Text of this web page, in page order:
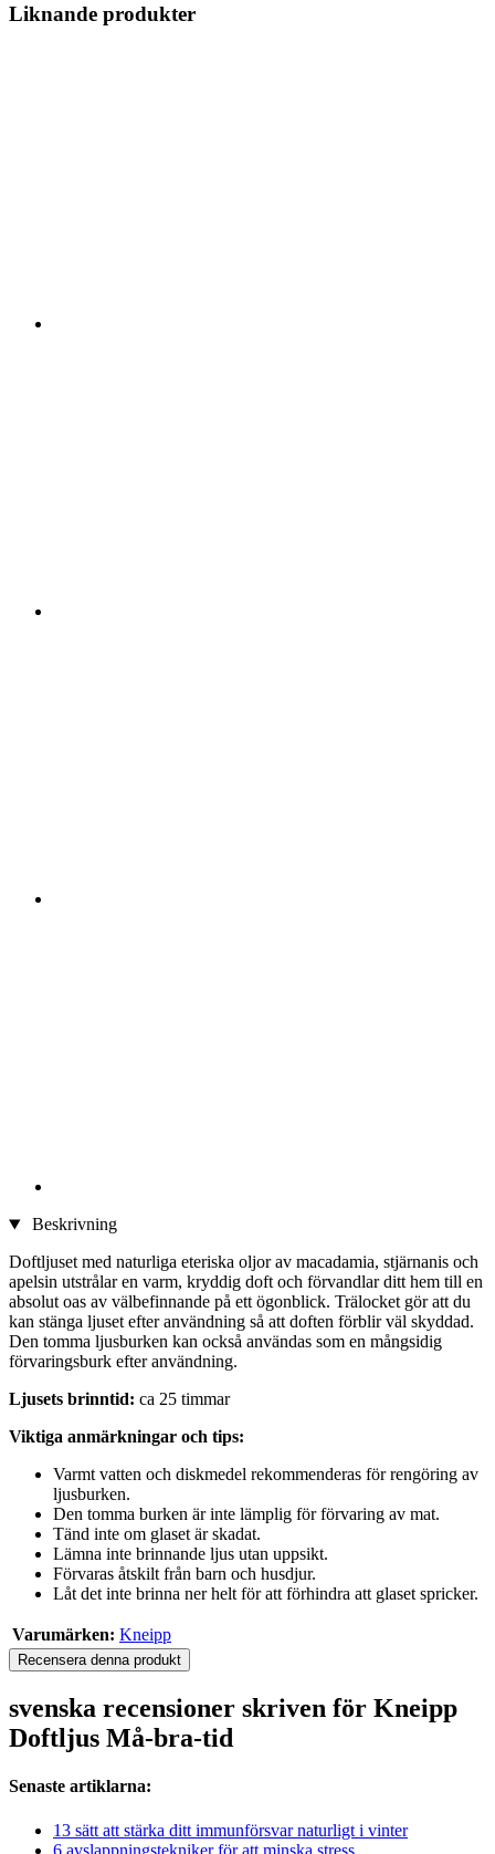
Liknande produkter
Beskrivning
Doftljuset med naturliga eteriska oljor av macadamia, stjärnanis och
apelsin utstrålar en varm, kryddig doft och förvandlar ditt hem till en
absolut oas av välbefinnande på ett ögonblick. Trälocket gör att du
kan stänga ljuset efter användning så att doften förblir väl skyddad.
Den tomma ljusburken kan också användas som en mångsidig
förvaringsburk efter användning.
Ljusets brinntid: ca 25 timmar
Viktiga anmärkningar och tips:
Varmt vatten och diskmedel rekommenderas för rengöring av
ljusburken.
Den tomma burken är inte lämplig för förvaring av mat.
Tänd inte om glaset är skadat.
Lämna inte brinnande ljus utan uppsikt.
Förvaras åtskilt från barn och husdjur.
Låt det inte brinna ner helt för att förhindra att glaset spricker.
Varumärken: Kneipp
Recensera denna produkt
svenska recensioner skriven för Kneipp
Doftljus Må-bra-tid
Senaste artiklarna:
13 sätt att stärka ditt immunförsvar naturligt i vinter
6 avslappningstekniker för att minska stress